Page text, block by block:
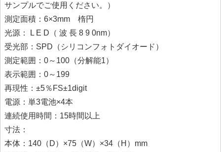
サンプルでご使用ください。）
測定面積：6×3mm 楕円
光源： L E D（ 波 長 8 9 0nm）
受光部：SPD（シリコンフォトダイオード）
測定範囲：0～100（分解能1）
表示範囲：0～199
再現性：±5％FS±1digit
電源：単3電池×4本
連続使用時間：15時間以上
寸法：
本体：140（D）×75（W）×34（H）mm